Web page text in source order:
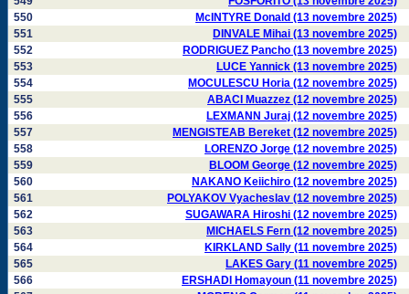
550
McINTYRE Donald (13 novembre 2025)
551
DINVALE Mihai (13 novembre 2025)
552
RODRIGUEZ Pancho (13 novembre 2025)
553
LUCE Yannick (13 novembre 2025)
554
MOCULESCU Horia (12 novembre 2025)
555
ABACI Muazzez (12 novembre 2025)
556
LEXMANN Juraj (12 novembre 2025)
557
MENGISTEAB Bereket (12 novembre 2025)
558
LORENZO Jorge (12 novembre 2025)
559
BLOOM George (12 novembre 2025)
560
NAKANO Keiichiro (12 novembre 2025)
561
POLYAKOV Vyacheslav (12 novembre 2025)
562
SUGAWARA Hiroshi (12 novembre 2025)
563
MICHAELS Fern (12 novembre 2025)
564
KIRKLAND Sally (11 novembre 2025)
565
LAKES Gary (11 novembre 2025)
566
ERSHADI Homayoun (11 novembre 2025)